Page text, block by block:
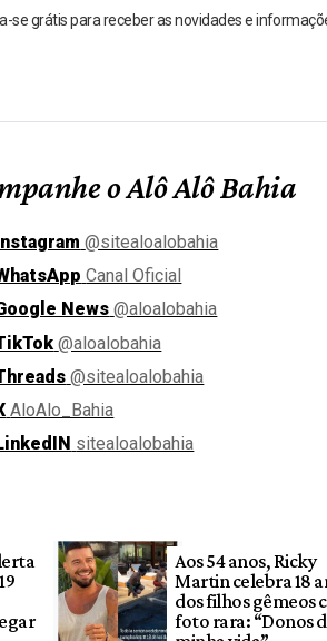
se grátis para receber as novidades e
o Alô Alô Bahia
@sitealoalobahia
Canal Oficial
News @aloalobahia
@aloalobahia
@sitealoalobahia
AloAlo_Bahia
sitealoalobahia
Aos 54 anos, Ricky
Martin celebra 18
dos filhos gêmeos
foto rara: “Donos